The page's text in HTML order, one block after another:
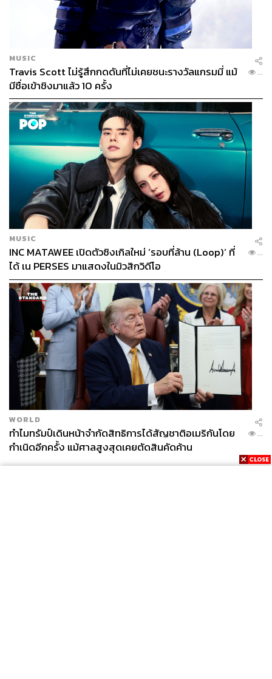
ฝ่ายร้านค้า
มีQR Code ให้เลือกใช้2 ระบบด้วยกันคือ
1. Staticที่ไม่มีการเปลี่ยนแปลง ร้านค้าสามารถพิมพ์และ
ติดไว้ที่ร้านค้าได้เลย จนกว่าจะเปลี่ยนข้อมูลชำระเงิน โดย
ลูกค้าเป็นคนใส่จำนวนเงินเอง
2. Dynamicจะเปลี่ยนโค้ดในทุกรายการ โดยร้านค้าจะ
เป็นคน generate โค้ดแต่ละรายการ ลูกค้าไม่ต้องใส่จำนวน
จุดเด่น
เพิ่มช่องทางการชำระเงิน ทั้งสำหรับร้าน Physical และ
Online
สามารถเลือกใช้ ได้ทั้งระบบ Static และ Dynamic
ลดการใช้เงินสด
ลดค่าใช้จ่ายการติดตั้งเครื่องรูดบัตร (EDC)
ใช้ username และ password เพื่อเข้าสู่ Mobile
Application ก่อนเลือกชำระเงิน
MUSIC
Travis Scott ไม่รู้สึกกดดันที่ไม่เคยชนะรางวัลแกรมมี่ แม้
มีชื่อเข้าชิงมาแล้ว 10 ครั้ง
...
MUSIC
INC MATAWEE เปิดตัวซิงเกิลใหม่ ‘รอบที่ล้าน (Loop)’ ที่
ได้ เน PERSES มาแสดงในมิวสิกวิดีโอ
...
WORLD
ทำไมทรัมป์เดินหน้าจำกัดสิทธิการได้สัญชาติอเมริกันโดย
กำเนิดอีกครั้ง แม้ศาลสูงสุดเคยตัดสินคัดค้าน
...